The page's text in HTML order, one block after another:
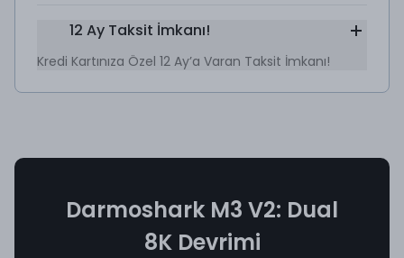
12 Ay Taksit İmkanı!
Kredi Kartınıza Özel 12 Ay’a Varan Taksit İmkanı!
Darmoshark M3 V2: Dual
8K Devrimi